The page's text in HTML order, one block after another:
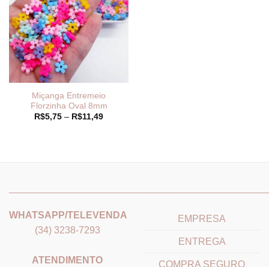
Miçanga Entremeio
Florzinha Oval 8mm
R$5,75 – R$11,49Faixa
WHATSAPP/TELEVENDA
(34) 3238-7293
ATENDIMENTO
EMPRESA
ENTREGA
COMPRA SEGURO